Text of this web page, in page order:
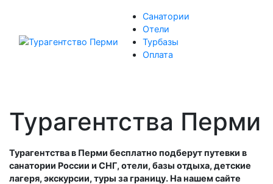
Санатории
Отели
Турбазы
Оплата
Турагентства Перми
Турагентства в Перми бесплатно подберут путевки в
санатории России и СНГ, отели, базы отдыха, детские
лагеря, экскурсии, туры за границу. На нашем сайте